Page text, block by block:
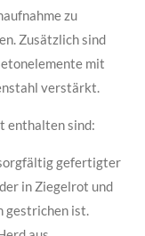
zu
Zusätzlich sind
mit
verstärkt.
enthalten sind:
gefertigter
in Ziegelrot und
gestrichen ist.